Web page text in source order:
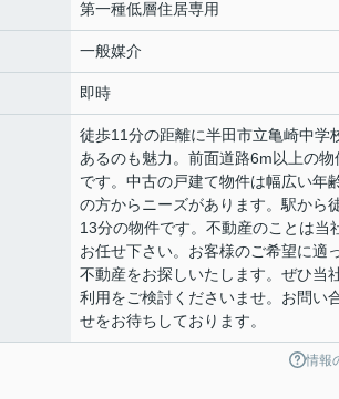
第一種低層住居専用
一般媒介
即時
徒歩11分の距離に半田市立亀崎中学
あるのも魅力。前面道路6m以上の物
です。中古の戸建て物件は幅広い年
の方からニーズがあります。駅から
13分の物件です。不動産のことは当
お任せ下さい。お客様のご希望に適
不動産をお探しいたします。ぜひ当
利用をご検討くださいませ。お問い
せをお待ちしております。
情報